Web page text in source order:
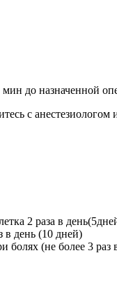
до назначенной
с
2 раза в
в день (10 дней)
болях (не более 3 раз